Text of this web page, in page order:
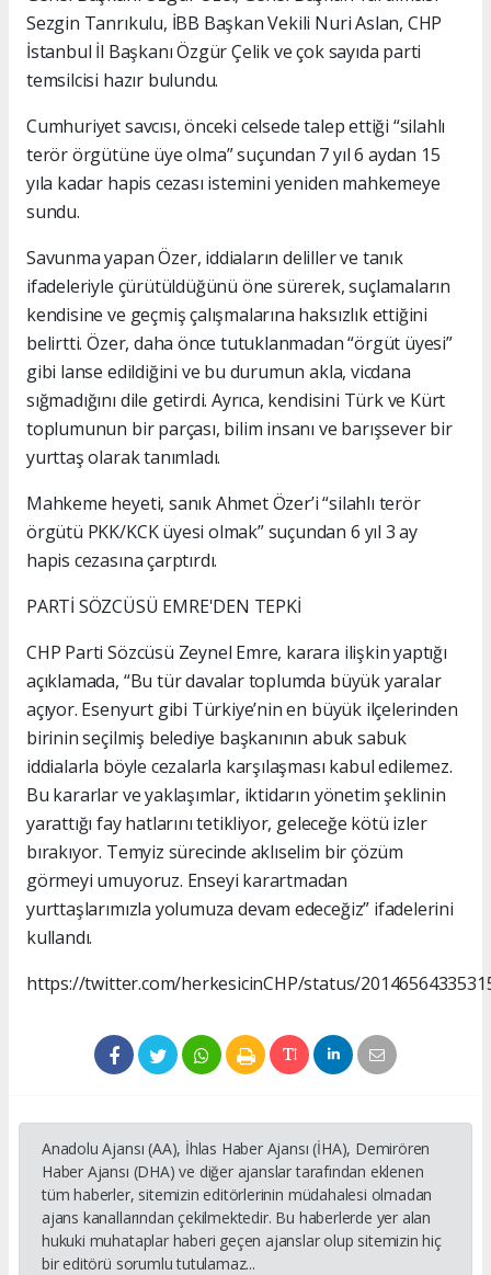
Sezgin Tanrıkulu, İBB Başkan Vekili Nuri Aslan, CHP
İstanbul İl Başkanı Özgür Çelik ve çok sayıda parti
temsilcisi hazır bulundu.
Cumhuriyet savcısı, önceki celsede talep ettiği “silahlı
terör örgütüne üye olma” suçundan 7 yıl 6 aydan 15
yıla kadar hapis cezası istemini yeniden mahkemeye
sundu.
Savunma yapan Özer, iddiaların deliller ve tanık
ifadeleriyle çürütüldüğünü öne sürerek, suçlamaların
kendisine ve geçmiş çalışmalarına haksızlık ettiğini
belirtti. Özer, daha önce tutuklanmadan “örgüt üyesi”
gibi lanse edildiğini ve bu durumun akla, vicdana
sığmadığını dile getirdi. Ayrıca, kendisini Türk ve Kürt
toplumunun bir parçası, bilim insanı ve barışsever bir
yurttaş olarak tanımladı.
Mahkeme heyeti, sanık Ahmet Özer’i “silahlı terör
örgütü PKK/KCK üyesi olmak” suçundan 6 yıl 3 ay
hapis cezasına çarptırdı.
PARTİ SÖZCÜSÜ EMRE'DEN TEPKİ
CHP Parti Sözcüsü Zeynel Emre, karara ilişkin yaptığı
açıklamada, “Bu tür davalar toplumda büyük yaralar
açıyor. Esenyurt gibi Türkiye’nin en büyük ilçelerinden
birinin seçilmiş belediye başkanının abuk sabuk
iddialarla böyle cezalarla karşılaşması kabul edilemez.
Bu kararlar ve yaklaşımlar, iktidarın yönetim şeklinin
yarattığı fay hatlarını tetikliyor, geleceğe kötü izler
bırakıyor. Temyiz sürecinde aklıselim bir çözüm
görmeyi umuyoruz. Enseyi karartmadan
yurttaşlarımızla yolumuza devam edeceğiz” ifadelerini
kullandı.
https://twitter.com/herkesicinCHP/status/
Anadolu Ajansı (AA), İhlas Haber Ajansı (İHA), Demirören
Haber Ajansı (DHA) ve diğer ajanslar tarafından eklenen
tüm haberler, sitemizin editörlerinin müdahalesi olmadan
ajans kanallarından çekilmektedir. Bu haberlerde yer alan
hukuki muhataplar haberi geçen ajanslar olup sitemizin hiç
bir editörü sorumlu tutulamaz...